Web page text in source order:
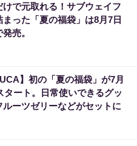
で元取れる！サブウェイフ
まった「夏の福袋」は8月7日
売。
】初の「夏の福袋」が7月
タート。日常使いできるグッ
ルーツゼリーなどがセットに